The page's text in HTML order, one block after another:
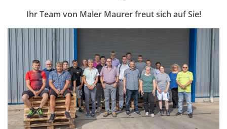
Ihr Team von Maler Maurer freut sich auf Sie!